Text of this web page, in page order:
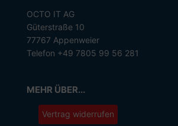
OCTO IT AG
Güterstraße 10
77767 Appenweier
Telefon +49 7805 99 56 281
MEHR ÜBER...
Vertrag widerrufen